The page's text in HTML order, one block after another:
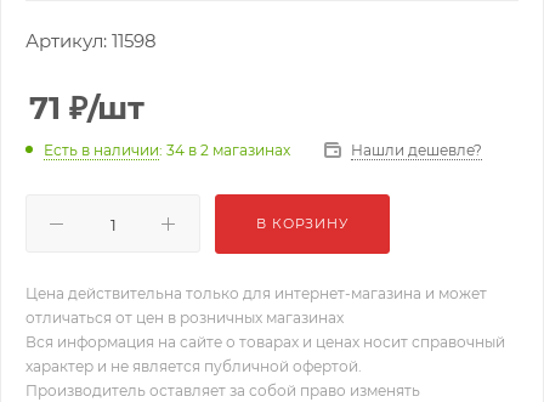
Артикул: 11598
71 ₽/шт
Есть в наличии: 34 в 2 магазинах Нашли дешевле?
В КОРЗИНУ
Цена действительна только для интернет-магазина и может
отличаться от цен в розничных магазинах
Вся информация на сайте о товарах и ценах носит справочный
характер и не является публичной офертой.
Производитель оставляет за собой право изменять